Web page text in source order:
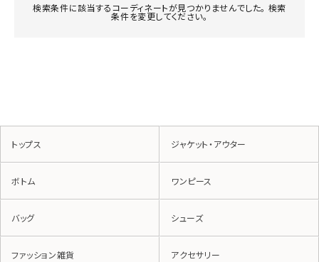
検索条件に該当するコーディネートが見つかりませんでした。 検索
条件を変更してください。
トップス ジャケット・アウター
ボトム ワンピース
バッグ シューズ
ファッション雑貨 アクセサリー